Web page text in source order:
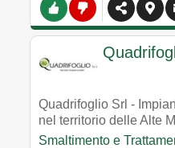
Quadrifoglio Srl -
nel territorio delle Alte
Smaltimento e